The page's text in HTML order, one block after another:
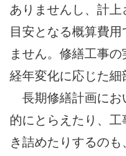
ありませんし、計
目安となる概算費
ません。修繕工事
経年変化に応じた細
長期修繕計画にお
的にとらえたり、
き詰めたりするの